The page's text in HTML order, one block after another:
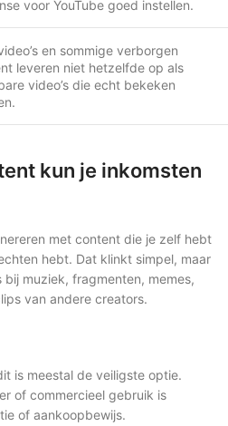
voor YouTube goed instellen.
en sommige verborgen
leveren niet hetzelfde op als
video’s die echt bekeken
kun je inkomsten
met content die je zelf hebt
hebt. Dat klinkt simpel, maar
muziek, fragmenten, memes,
van andere creators.
is meestal de veiligste optie.
of commercieel gebruik is
of aankoopbewijs.